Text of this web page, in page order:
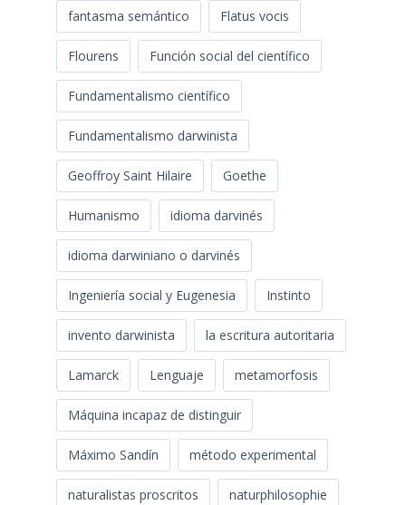
fantasma semántico Flatus vocis
Flourens Función social del científico
Fundamentalismo científico
Fundamentalismo darwinista
Geoffroy Saint Hilaire Goethe
Humanismo idioma darvinés
idioma darwiniano o darvinés
Ingeniería social y Eugenesia Instinto
invento darwinista la escritura autoritaria
Lamarck Lenguaje metamorfosis
Máquina incapaz de distinguir
Máximo Sandín método experimental
naturalistas proscritos naturphilosophie